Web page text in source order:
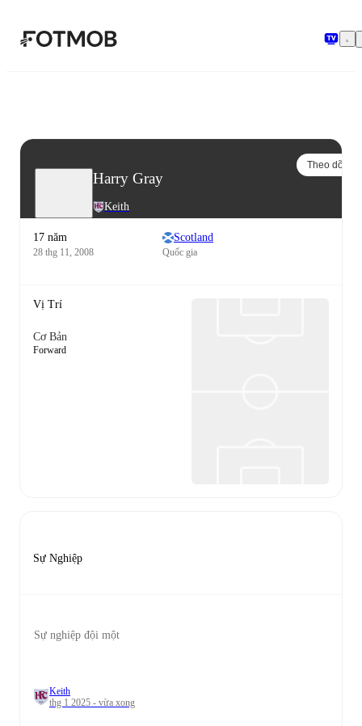
Harry Gray
Keith
Theo dõi
17 năm
28 thg 11, 2008
Scotland
Quốc gia
Vị Trí
Cơ Bản
Forward
Sự Nghiệp
Sự nghiệp đội một
Keith
thg 1 2025 - vừa xong